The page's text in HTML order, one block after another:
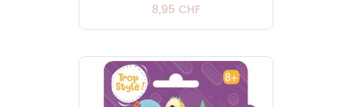
8,95 CHFPrix